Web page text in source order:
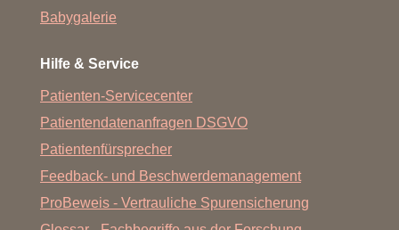
Babygalerie
Hilfe & Service
Patienten-Servicecenter
Patientendatenanfragen DSGVO
Patientenfürsprecher
Feedback- und Beschwerdemanagement
ProBeweis - Vertrauliche Spurensicherung